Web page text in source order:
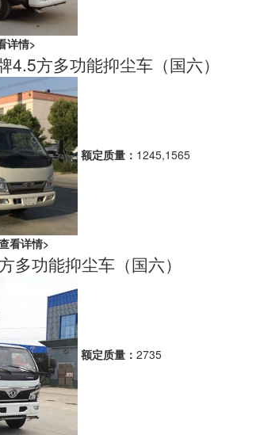
详情>
4.5方多功能抑尘车（国六）
额定质量： 1245,1565
看详情>
多功能抑尘车（国六）
额定质量： 2735